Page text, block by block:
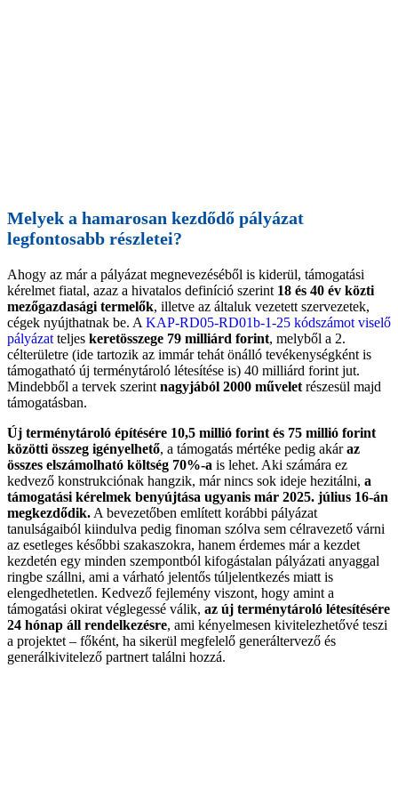
Melyek a hamarosan kezdődő pályázat
legfontosabb részletei?
Ahogy az már a pályázat megnevezéséből is kiderül, támogatási
kérelmet fiatal, azaz a hivatalos definíció szerint 18 és 40 év közti
mezőgazdasági termelők, illetve az általuk vezetett szervezetek,
cégek nyújthatnak be. A KAP-RD05-RD01b-1-25 kódszámot viselő
pályázat teljes keretösszege 79 milliárd forint, melyből a 2.
célterületre (ide tartozik az immár tehát önálló tevékenységként is
támogatható új terménytároló létesítése is) 40 milliárd forint jut.
Mindebből a tervek szerint nagyjából 2000 művelet részesül majd
támogatásban.
Új terménytároló építésére 10,5 millió forint és 75 millió forint
közötti összeg igényelhető, a támogatás mértéke pedig akáraz
összes elszámolható költség 70%-a is lehet. Aki számára ez
kedvező konstrukciónak hangzik, már nincs sok ideje hezitálni, a
támogatási kérelmek benyújtása ugyanis már 2025. július 16-án
megkezdődik. A bevezetőben említett korábbi pályázat
tanulságaiból kiindulva pedig finoman szólva sem célravezető várni
az esetleges későbbi szakaszokra, hanem érdemes már a kezdet
kezdetén egy minden szempontból kifogástalan pályázati anyaggal
ringbe szállni, ami a várható jelentős túljelentkezés miatt is
elengedhetetlen. Kedvező fejlemény viszont, hogy amint a
támogatási okirat véglegessé válik, az új terménytároló létesítésére
24 hónap áll rendelkezésre, ami kényelmesen kivitelezhetővé teszi
a projektet – főként, ha sikerül megfelelő generáltervező és
generálkivitelező partnert találni hozzá.